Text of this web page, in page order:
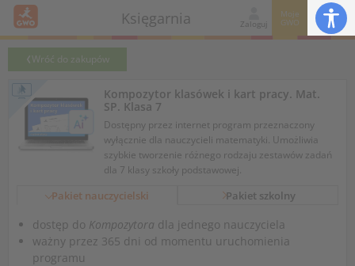
Księgarnia Zaloguj
Moje
GWO
Wróć do zakupów
Kompozytor klasówek i kart pracy. Mat.
SP. Klasa 7
Dostępny przez internet program przeznaczony
wyłącznie dla nauczycieli matematyki. Umożliwia
szybkie tworzenie różnego rodzaju zestawów zadań
dla 7 klasy szkoły podstawowej.
Pakiet nauczycielski Pakiet szkolny
dostęp do Kompozytora dla jednego nauczyciela
ważny przez 365 dni od momentu uruchomienia
programu